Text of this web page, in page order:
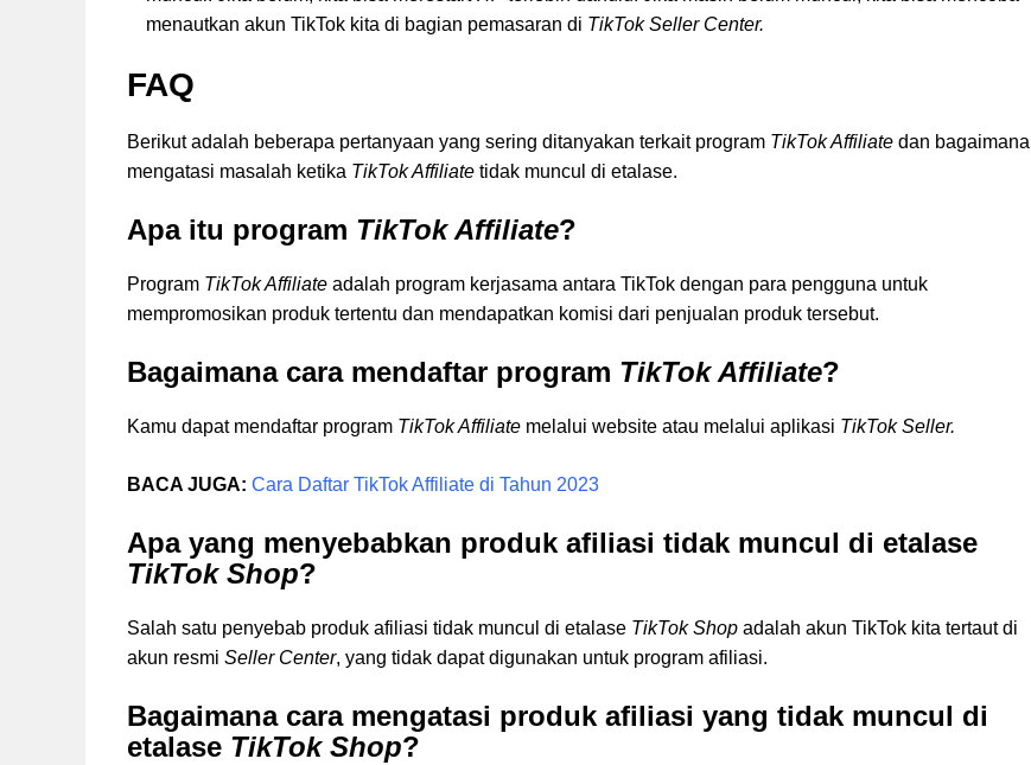
menautkan akun TikTok kita di bagian pemasaran di TikTok Seller Center.
FAQ
Berikut adalah beberapa pertanyaan yang sering ditanyakan terkait program TikTok Affiliate dan bagaimana
mengatasi masalah ketika TikTok Affiliate tidak muncul di etalase.
Apa itu program TikTok Affiliate?
Program TikTok Affiliate adalah program kerjasama antara TikTok dengan para pengguna untuk
mempromosikan produk tertentu dan mendapatkan komisi dari penjualan produk tersebut.
Bagaimana cara mendaftar program TikTok Affiliate?
Kamu dapat mendaftar program TikTok Affiliate melalui website atau melalui aplikasi TikTok Seller.
BACA JUGA: Cara Daftar TikTok Affiliate di Tahun 2023
Apa yang menyebabkan produk afiliasi tidak muncul di etalase
TikTok Shop?
Salah satu penyebab produk afiliasi tidak muncul di etalase TikTok Shop adalah akun TikTok kita tertaut di
akun resmi Seller Center, yang tidak dapat digunakan untuk program afiliasi.
Bagaimana cara mengatasi produk afiliasi yang tidak muncul di
etalase TikTok Shop?